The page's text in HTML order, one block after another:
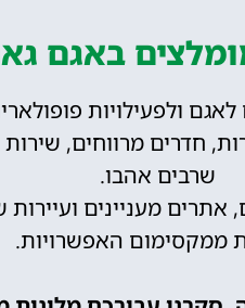
באגם
ולפעילויות
חדרים מרווחים,
שרבים אהבו.
מעניינים
ממקסימום האפשרויות.